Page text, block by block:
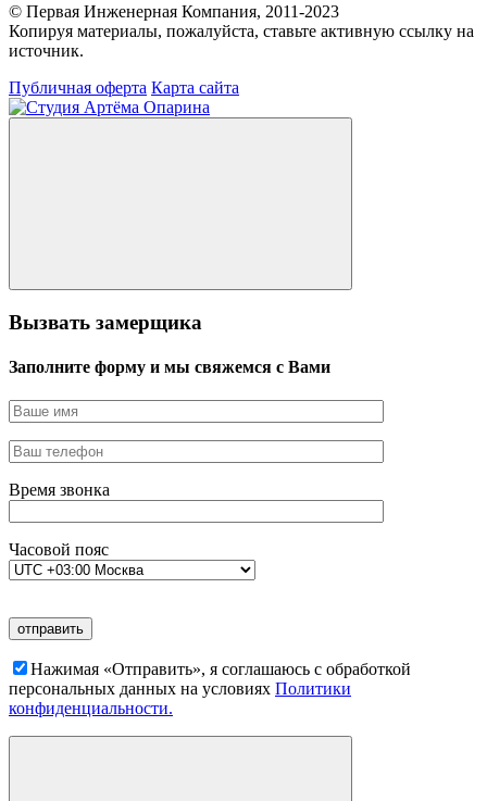
© Первая Инженерная Компания, 2011-2023
Копируя материалы, пожалуйста, ставьте активную ссылку на
источник.
Публичная оферта Карта сайта
Вызвать замерщика
Заполните форму и мы свяжемся с Вами
Время звонка
Часовой пояс
Нажимая «Отправить», я соглашаюсь c обработкой
персональных данных на условиях Политики
конфиденциальности.